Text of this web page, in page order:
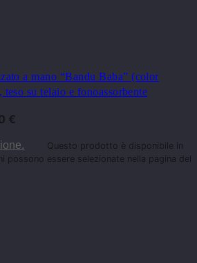
a mano “Bandu Baba” (color
su telaio e fonoassorbente
€
Questo prodotto è disponibile in
possono essere selezionate nella pagina del